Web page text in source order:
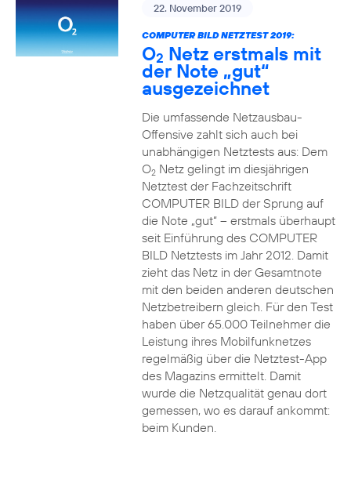
22. November 2019
COMPUTER BILD NETZTEST 2019:
O2 Netz erstmals mit
der Note „gut“
ausgezeichnet
Die umfassende Netzausbau-
Offensive zahlt sich auch bei
unabhängigen Netztests aus: Dem
O2Netz gelingt im diesjährigen
Netztest der Fachzeitschrift
COMPUTER BILD der Sprung auf
die Note „gut“ – erstmals überhaupt
seit Einführung des COMPUTER
BILD Netztests im Jahr 2012. Damit
zieht das Netz in der Gesamtnote
mit den beiden anderen deutschen
Netzbetreibern gleich. Für den Test
haben über 65.000 Teilnehmer die
Leistung ihres Mobilfunknetzes
regelmäßig über die Netztest-App
des Magazins ermittelt. Damit
wurde die Netzqualität genau dort
gemessen, wo es darauf ankommt:
beim Kunden.